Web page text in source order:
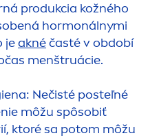
produkcia kožného
hormonálnymi
jeaknéčasté v období
menštruácie.
Nečisté posteľné
môžu spôsobiť
ktoré sa potom môžu